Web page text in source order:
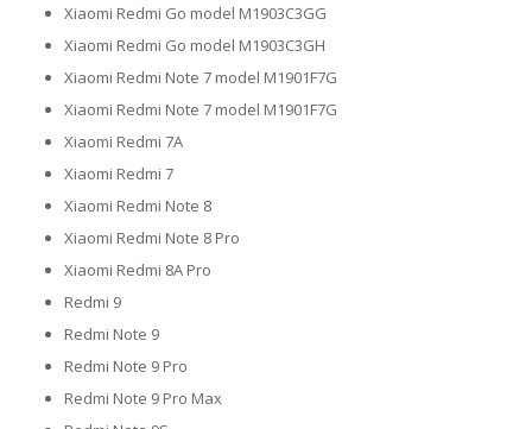
Xiaomi Redmi Go model M1903C3GG
Xiaomi Redmi Go model M1903C3GH
Xiaomi Redmi Note 7 model M1901F7G
Xiaomi Redmi Note 7 model M1901F7G
Xiaomi Redmi 7A
Xiaomi Redmi 7
Xiaomi Redmi Note 8
Xiaomi Redmi Note 8 Pro
Xiaomi Redmi 8A Pro
Redmi 9
Redmi Note 9
Redmi Note 9 Pro
Redmi Note 9 Pro Max